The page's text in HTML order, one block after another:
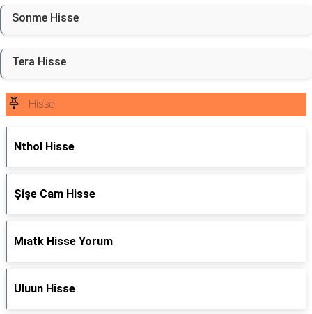
Sonme Hisse
Tera Hisse
Hisse
Nthol Hisse
Şişe Cam Hisse
Mıatk Hisse Yorum
Uluun Hisse